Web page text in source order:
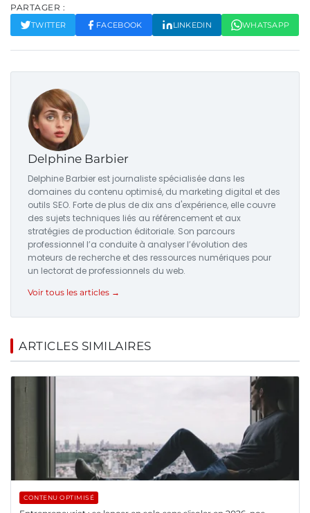
PARTAGER :
TWITTER FACEBOOK LINKEDIN WHATSAPP
Delphine Barbier
Delphine Barbier est journaliste spécialisée dans les
domaines du contenu optimisé, du marketing digital et des
outils SEO. Forte de plus de dix ans d'expérience, elle couvre
des sujets techniques liés au référencement et aux
stratégies de production éditoriale. Son parcours
professionnel l’a conduite à analyser l’évolution des
moteurs de recherche et des ressources numériques pour
un lectorat de professionnels du web.
Voir tous les articles →
ARTICLES SIMILAIRES
CONTENU OPTIMISÉ